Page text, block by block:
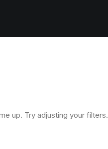
up. Try adjusting your filters.